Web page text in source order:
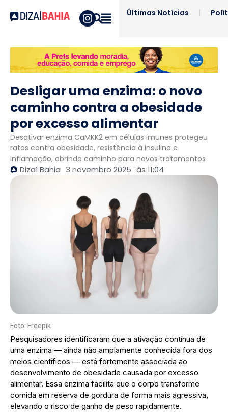
Últimas Notícias
Desligar uma enzima: o novo
caminho contra a obesidade
por excesso alimentar
Desativar enzima CaMKK2 em células imunes protegeu
ratos contra obesidade, resistência à insulina e
inflamação, abrindo caminho para novos tratamentos
Dizaí Bahia 3 novembro 2025 às 11:04
Foto: Freepik
Pesquisadores identificaram que a ativação contínua de
uma enzima — ainda não amplamente conhecida fora dos
meios científicos — está fortemente associada ao
desenvolvimento de obesidade causada por excesso
alimentar. Essa enzima facilita que o corpo transforme
comida em reserva de gordura de forma mais agressiva,
elevando o risco de ganho de peso rapidamente.